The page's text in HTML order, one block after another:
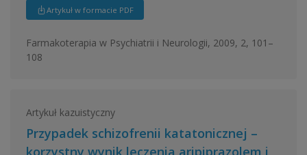
Artykuł w formacie PDF
Farmakoterapia w Psychiatrii i Neurologii, 2009, 2, 101–
108
Artykuł kazuistyczny
Przypadek schizofrenii katatonicznej –
korzystny wynik leczenia aripiprazolem i